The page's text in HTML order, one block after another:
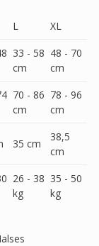
L XL
33 - 58
cm
48 - 70
cm
70 - 86
cm
78 - 96
cm
35 cm
38,5
cm
26 - 38
kg
35 - 50
kg